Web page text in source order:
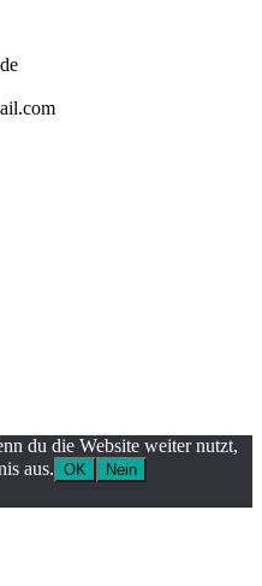
du die Website weiter nutzt,
aus. OK
Nein